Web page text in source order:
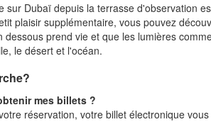
sur Dubaï depuis la terrasse d'observation
plaisir supplémentaire, vous pouvez
dessous prend vie et que les lumières
le désert et l'océan.
mes billets ?
réservation, votre billet électronique